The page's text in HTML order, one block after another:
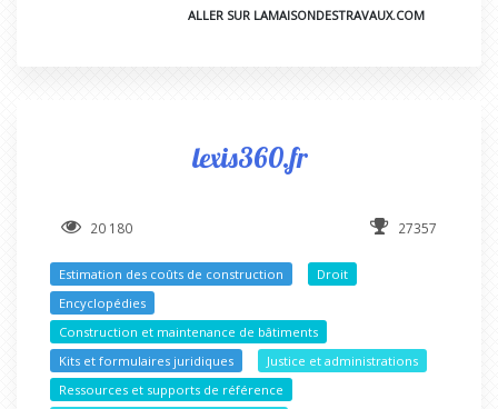
ALLER SUR LAMAISONDESTRAVAUX.COM
lexis360.fr
20 180 27357
Estimation des coûts de construction
Droit
Encyclopédies
Construction et maintenance de bâtiments
Kits et formulaires juridiques
Justice et administrations
Ressources et supports de référence